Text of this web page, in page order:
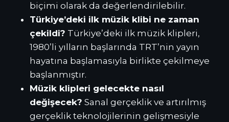
biçimi olarak da değerlendirilebilir.
Türkiye’deki ilk müzik klibi ne zaman
çekildi? Türkiye’deki ilk müzik klipleri,
1980’li yılların başlarında TRT’nin yayın
hayatına başlamasıyla birlikte çekilmeye
başlanmıştır.
Müzik klipleri gelecekte nasıl
değişecek? Sanal gerçeklik ve artırılmış
gerçeklik teknolojilerinin gelişmesiyle